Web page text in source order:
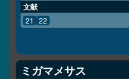
文献
21 22
ミガマメサス